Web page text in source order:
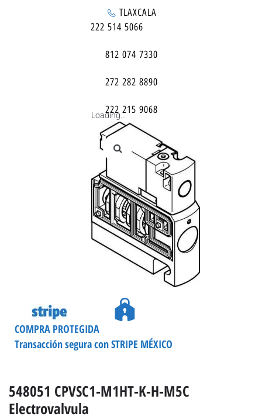
TLAXCALA
222 514 5066
812 074 7330
272 282 8890
222 215 9068
Loading...
Transacción segura con STRIPE MÉXICO
COMPRA PROTEGIDA
548051 CPVSC1-M1HT-K-H-M5C
Electrovalvula